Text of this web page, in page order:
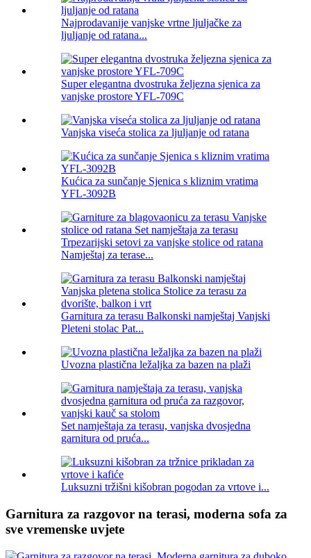
Najprodavanije vanjske vrtne ljuljačke za
ljuljanje od ratana...
Super elegantna dvostruka željezna sjenica za
vanjske prostore YFL-709C
Vanjska viseća stolica za ljuljanje od ratana
Kućica za sunčanje Sjenica s kliznim vratima
YFL-3092B
Trpezarijski setovi za vanjske stolice od ratana
Namještaj za terase...
Garnitura za terasu Balkonski namještaj Vanjski
Pleteni stolac Pat...
Uvozna plastična ležaljka za bazen na plaži
Set namještaja za terasu, vanjska dvosjedna
garnitura od pruća...
Luksuzni tržišni kišobran pogodan za vrtove i...
Garnitura za razgovor na terasi, moderna sofa za
sve vremenske uvjete